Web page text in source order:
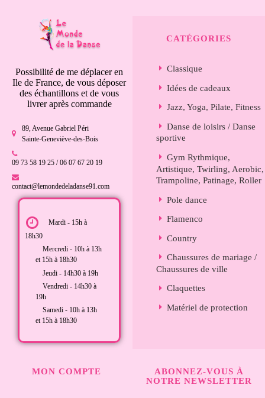
Possibilité de me déplacer en
Ile de France, de vous déposer
des échantillons et de vous
livrer après commande
89, Avenue Gabriel Péri
Sainte-Geneviève-des-Bois
09 73 58 19 25 / 06 07 67 20 19
contact@lemondedeladanse91.com
Mardi - 15h à
18h30
Mercredi - 10h à 13h
et 15h à 18h30
Jeudi - 14h30 à 19h
Vendredi - 14h30 à
19h
Samedi - 10h à 13h
et 15h à 18h30
CATÉGORIES
Classique
Idées de cadeaux
Jazz, Yoga, Pilate, Fitness
Danse de loisirs / Danse
sportive
Gym Rythmique,
Artistique, Twirling, Aerobic,
Trampoline, Patinage, Roller
Pole dance
Flamenco
Country
Chaussures de mariage /
Chaussures de ville
Claquettes
Matériel de protection
MON COMPTE
ABONNEZ-VOUS À
NOTRE NEWSLETTER